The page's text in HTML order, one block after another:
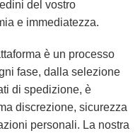
del vostro
e immediatezza.
è un processo
fase, dalla selezione
di spedizione, è
discrezione, sicurezza
personali. La nostra